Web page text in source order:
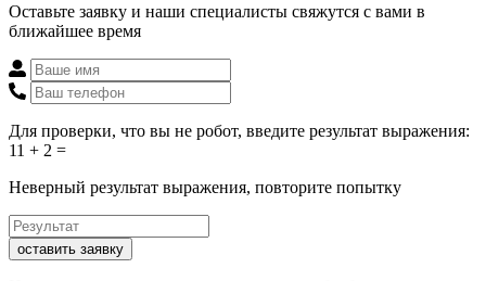
Оставьте заявку и наши специалисты свяжутся с вами в
ближайшее время
Для проверки, что вы не робот, введите результат выражения:
11 + 2 =
Неверный результат выражения, повторите попытку
оставить заявку